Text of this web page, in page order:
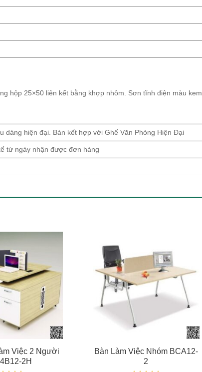
hộp 25×50 liên kết bằng khợp nhôm. Sơn tĩnh điện màu kem
dáng hiện đại. Bàn kết hợp với Ghế Văn Phòng Hiện Đại
từ ngày nhận được đơn hàng
Việc 2 Người
2H
Bàn Làm Việc Nhóm BCA12-
2